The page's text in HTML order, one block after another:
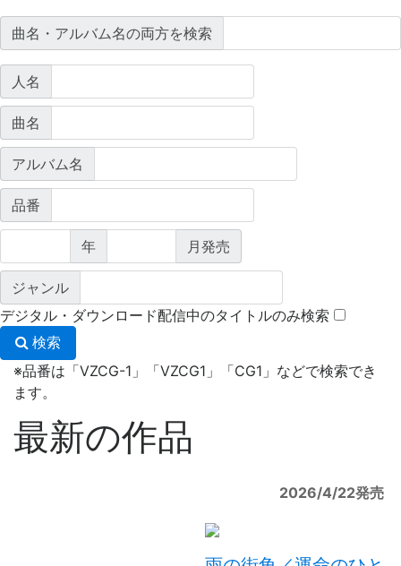
曲名・アルバム名の両方を検索
人名
曲名
アルバム名
品番
年 月発売
ジャンル
デジタル・ダウンロード配信中のタイトルのみ検索
検索
※品番は「VZCG-1」「VZCG1」「CG1」などで検索でき
ます。
最新の作品
2026/4/22発売